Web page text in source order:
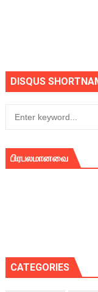
DISQUS
பிரபலமானவை
CATEGORIES